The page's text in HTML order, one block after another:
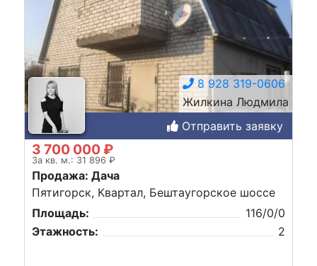
8 928 319-0606
Жилкина Людмила
Отправить заявку
3 700 000 ₽
За кв. м.: 31 896 ₽
Продажа: Дача
Пятигорск, Квартал, Бештаугорское шоссе
Площадь:
116/0/0
Этажность:
2